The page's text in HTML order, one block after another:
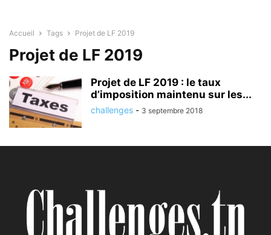
Accueil Tags Projet de LF 2019
Projet de LF 2019
Projet de LF 2019 : le taux
d’imposition maintenu sur les...
challenges - 3 septembre 2018